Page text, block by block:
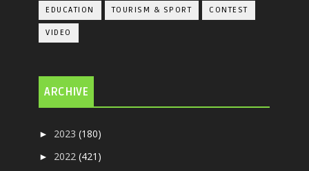
EDUCATION TOURISM & SPORT CONTEST
VIDEO
ARCHIVE
► 2023(180)
► 2022(421)